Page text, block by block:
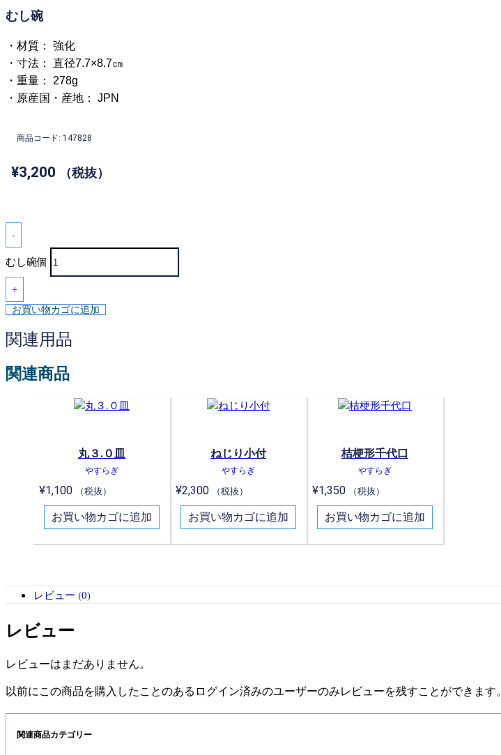
むし碗
・材質： 強化
・寸法： 直径7.7×8.7㎝
・重量： 278g
・原産国・産地： JPN
商品コード: 147828
¥3,200 （税抜）
-
むし碗個
+
お買い物カゴに追加
関連用品
関連商品
丸３.０皿
やすらぎ
¥1,100 （税抜）
お買い物カゴに追加
ねじり小付
やすらぎ
¥2,300 （税抜）
お買い物カゴに追加
桔梗形千代口
やすらぎ
¥1,350 （税抜）
お買い物カゴに追加
レビュー (0)
レビュー
レビューはまだありません。
以前にこの商品を購入したことのあるログイン済みのユーザーのみレビューを残すことができます。
関連商品カテゴリー